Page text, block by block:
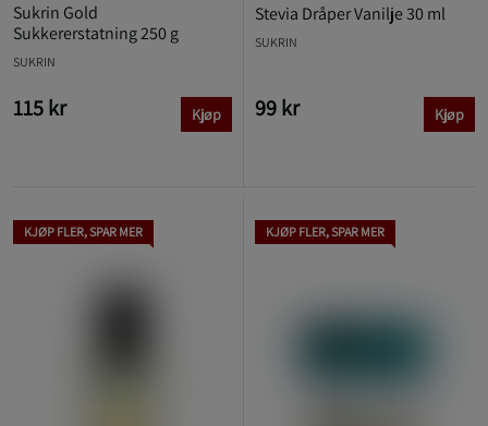
Sukrin Gold
Sukkererstatning 250 g
SUKRIN
115 kr Kjøp
Stevia Dråper Vanilje 30 ml
SUKRIN
99 kr Kjøp
KJØP FLER, SPAR MER KJØP FLER, SPAR MER